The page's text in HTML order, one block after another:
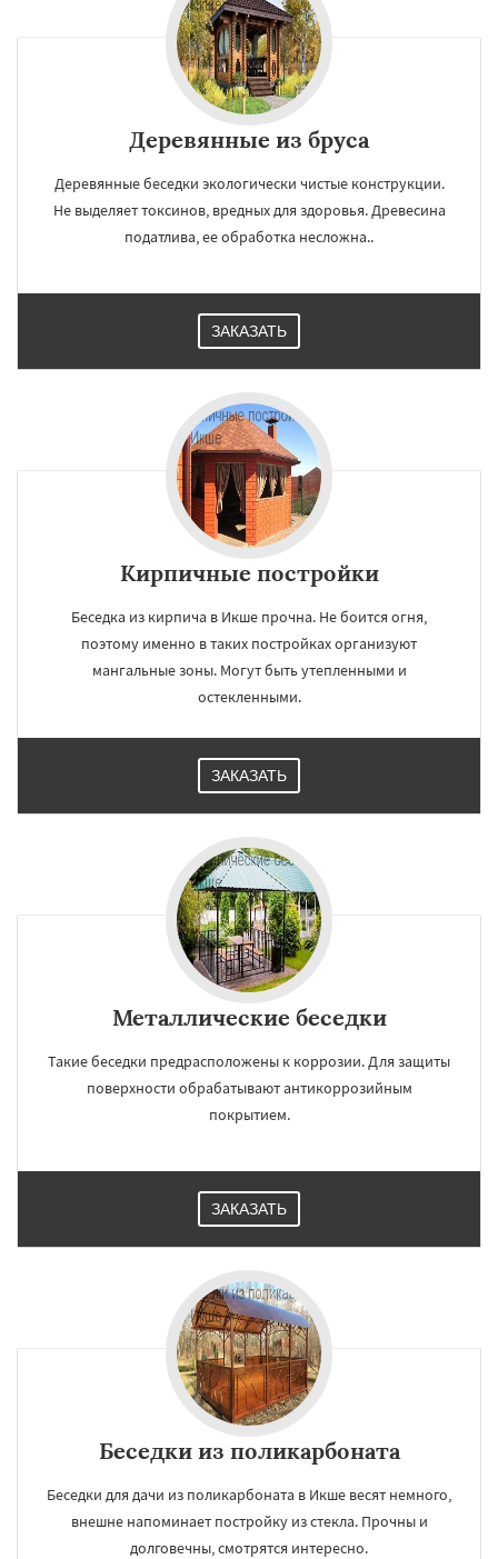
Деревянные из бруса
Деревянные беседки экологически чистые конструкции.
Не выделяет токсинов, вредных для здоровья. Древесина
податлива, ее обработка несложна..
ЗАКАЗАТЬ
Кирпичные постройки
Беседка из кирпича в Икше прочна. Не боится огня,
поэтому именно в таких постройках организуют
мангальные зоны. Могут быть утепленными и
остекленными.
ЗАКАЗАТЬ
Металлические беседки
Такие беседки предрасположены к коррозии. Для защиты
поверхности обрабатывают антикоррозийным
покрытием.
ЗАКАЗАТЬ
Беседки из поликарбоната
Беседки для дачи из поликарбоната в Икше весят немного,
внешне напоминает постройку из стекла. Прочны и
долговечны, смотрятся интересно.